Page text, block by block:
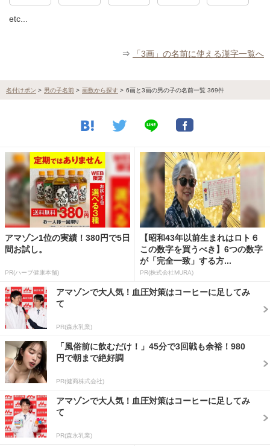
etc...
⇒ 「3画」の名前に使える漢字一覧へ
名付けポン > 男の子名前 > 画数から探す > 6画と3画の男の子の名前一覧 369件
アマゾン1位の実績！380円で5日
間お試し。
PR(ハーブ健康本舗)
【昭和43年以前生まれはロト６
この数字を買うべき】6つの数字
が「完全一致」する方...
PR(株式会社MURA)
アマゾンで大人気！血圧対策はコーヒーに足してみ
て
PR(森永乳業)
「風俗前に飲むだけ！」45分で3回戦も余裕！980
円で朝まで絶好調
PR(健商株式会社)
アマゾンで大人気！血圧対策はコーヒーに足してみ
て
PR(森永乳業)